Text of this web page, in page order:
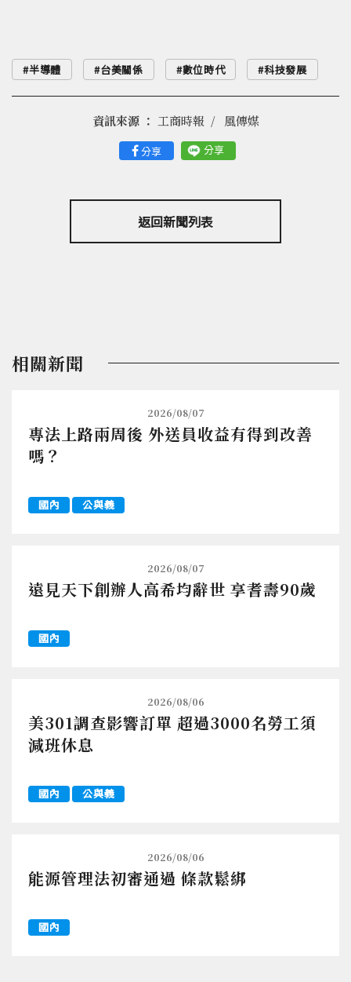
半導體 台美關係 數位時代 科技發展
分享 分享
資訊來源 ： 工商時報 風傳媒
返回新聞列表
相關新聞
2026/08/07
專法上路兩周後 外送員收益有得到改善
嗎？
國內 公與義
2026/08/07
遠見天下創辦人高希均辭世 享耆壽90歲
國內
2026/08/06
美301調查影響訂單 超過3000名勞工須
減班休息
國內 公與義
2026/08/06
能源管理法初審通過 條款鬆綁
國內